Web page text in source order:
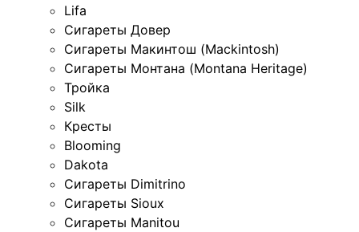
Lifa
Сигареты Довер
Сигареты Макинтош (Mackintosh)
Сигареты Монтана (Montana Heritage)
Тройка
Silk
Кресты
Blooming
Dakota
Сигареты Dimitrino
Сигареты Sioux
Сигареты Manitou